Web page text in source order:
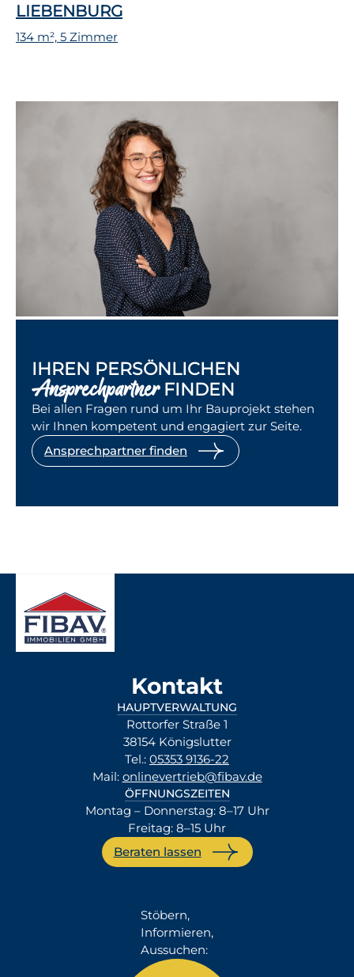
LIEBENBURG
134 m², 5 Zimmer
IHREN PERSÖNLICHEN
AnsprechpartnerFINDEN
Bei allen Fragen rund um Ihr Bauprojekt stehen
wir Ihnen kompetent und engagiert zur Seite.
Ansprechpartner finden
Kontakt
HAUPTVERWALTUNG
Rottorfer Straße 1
38154 Königslutter
Tel.: 05353 9136-22
Mail: onlinevertrieb@fibav.de
ÖFFNUNGSZEITEN
Montag – Donnerstag: 8–17 Uhr
Freitag: 8–15 Uhr
Beraten lassen
Stöbern,
Informieren,
Aussuchen: